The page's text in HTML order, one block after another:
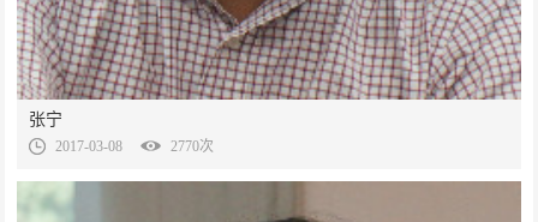
张宁
2017-03-08 2770次